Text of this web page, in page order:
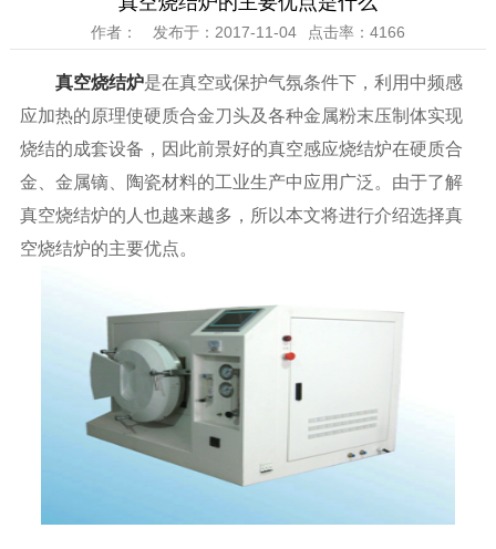
作者： 发布于：2017-11-04 点击率：4166
真空烧结炉是在真空或保护气氛条件下，利用中频感
应加热的原理使硬质合金刀头及各种金属粉末压制体实现
烧结的成套设备，因此前景好的真空感应烧结炉在硬质合
金、金属镝、陶瓷材料的工业生产中应用广泛。由于了解
真空烧结炉的人也越来越多，所以本文将进行介绍选择真
空烧结炉的主要优点。